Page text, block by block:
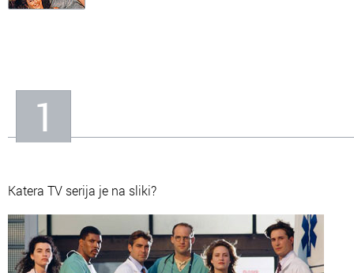
So Objavljanje vsebin
Informacije o nas
1
Katera TV serija je na sliki?